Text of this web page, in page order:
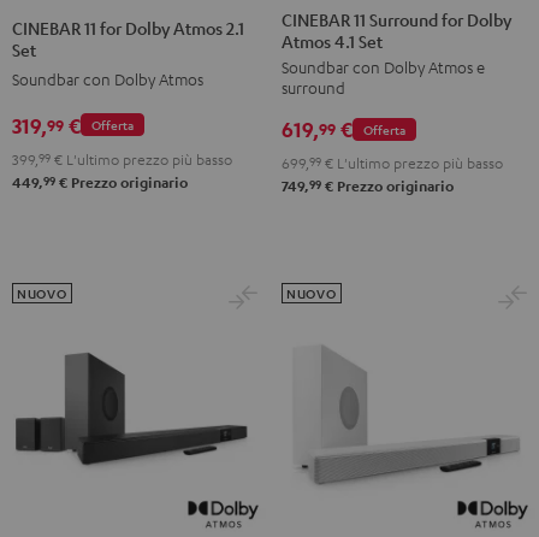
for
Dolby
2.1
Set
Nero
Dolby
2.1
Set
Bianco
CINEBAR 11 for Dolby Atmos 2.1
Set
Soundbar con Dolby Atmos
Offerta
319,99 €
399, 99 € L'ultimo prezzo più basso
449,99 € Prezzo originario
11
Surround
for
Dolby
Atmos
4.1
Set
11
Surround
for
Dolby
Atmos
4.1
Set
CINEBAR 11 Surround for Dolby
Atmos 4.1 Set
Soundbar con Dolby Atmos e
surround
Offerta
619,99 €
699, 99 € L'ultimo prezzo più basso
749,99 € Prezzo originario
NUOVO NUOVO